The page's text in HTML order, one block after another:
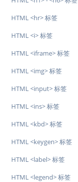
HTML <hr> 标签
HTML <i> 标签
HTML <iframe> 标签
HTML <img> 标签
HTML <input> 标签
HTML <ins> 标签
HTML <kbd> 标签
HTML <keygen> 标签
HTML <label> 标签
HTML <legend> 标签